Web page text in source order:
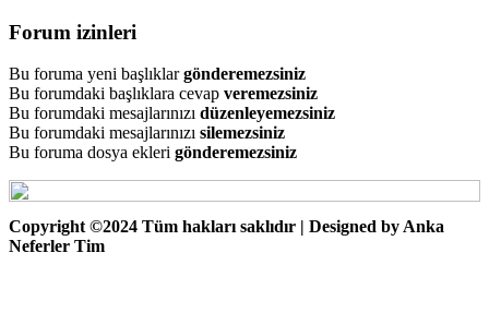
Forum izinleri
Bu foruma yeni başlıklargönderemezsiniz
Bu forumdaki başlıklara cevap veremezsiniz
Bu forumdaki mesajlarınızı düzenleyemezsiniz
Bu forumdaki mesajlarınızı silemezsiniz
Bu foruma dosya ekleri gönderemezsiniz
Copyright ©2024 Tüm hakları saklıdır | Designed by Anka
Neferler Tim